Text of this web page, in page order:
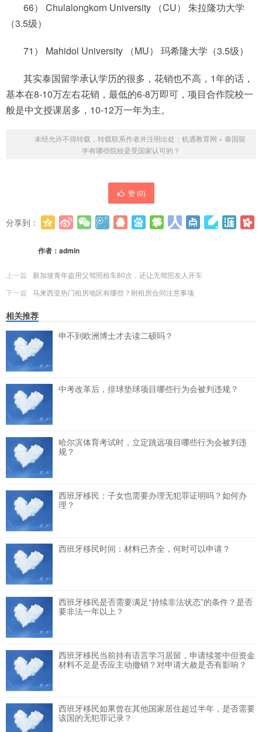
66） Chulalongkorn University （CU） 朱拉隆功大学
（3.5级）
71） Mahidol University （MU） 玛希隆大学（3.5级）
其实泰国留学承认学历的很多，花销也不高，1年的话，
基本在8-10万左右花销，最低的6-8万即可，项目合作院校一
般是中文授课居多，10-12万一年为主。
未经允许不得转载，转载联系作者并注明出处： 机遇教育网 » 泰国留
学有哪些院校是受国家认可的？
赞 (0)
分享到：
作者： admin
上一篇
新加坡青年盗用父驾照租车80次，还让无驾照友人开车
下一篇
马来西亚热门租房地区有哪些？附租房合同注意事项
相关推荐
申不到欧洲博士才去读二硕吗？
中考改革后，排球垫球项目哪些行为会被判违规？
哈尔滨体育考试时，立定跳远项目哪些行为会被判违
规？
西班牙移民：子女也需要办理无犯罪证明吗？如何办
理？
西班牙移民时间：材料已齐全，何时可以申请？
西班牙移民是否需要满足“持续非法状态”的条件？是否
要非法一年以上？
西班牙移民当前持有语言学习居留，申请续签中但资金
材料不足是否应主动撤销？对申请大赦是否有影响？
西班牙移民如果曾在其他国家居住超过半年，是否需要
该国的无犯罪记录？